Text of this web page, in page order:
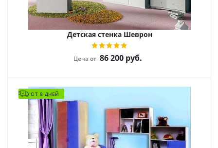
Детская стенка Шеврон
Цена от 86 200 руб.
ОТ 8 ДНЕЙ